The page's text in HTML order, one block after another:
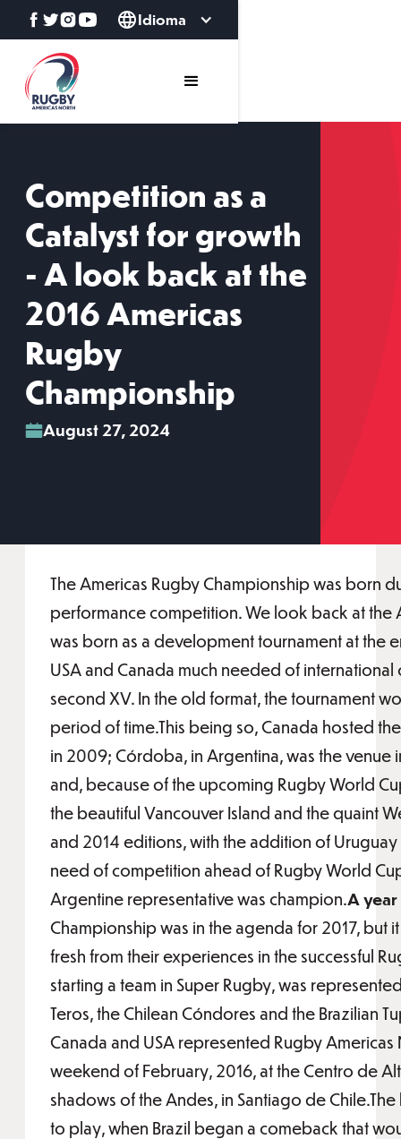
Idioma
Competition as a
Catalyst for growth
- A look back at the
2016 Americas
Rugby
Championship
August 27, 2024
The Americas Rugby Championship was born
performance competition. We look back at the
was born as a development tournament at the
USA and Canada much needed of
second XV. In the old format, the tournament
period of time.This being so, Canada hosted
in 2009; Córdoba, in Argentina, was the venue
and, because of the upcoming Rugby World
the beautiful Vancouver Island and the quaint
and 2014 editions, with the addition of
need of competition ahead of Rugby World
Argentine representative was champion.A
Championship was in the agenda for 2017, but
fresh from their experiences in the successful
starting a team in Super Rugby, was
Teros, the Chilean Cóndores and the Brazilian
Canada and USA represented Rugby Americas
weekend of February, 2016, at the Centro de
shadows of the Andes, in Santiago de
to play, when Brazil began a comeback that